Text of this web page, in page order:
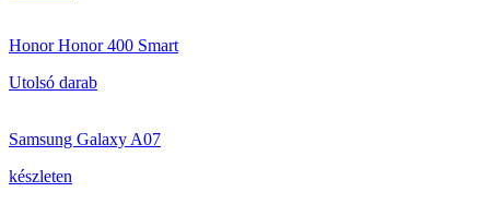
Honor Honor 400 Smart
Utolsó darab
Samsung Galaxy A07
készleten